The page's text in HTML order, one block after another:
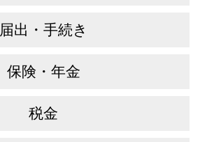
届出・手続き
保険・年金
税金